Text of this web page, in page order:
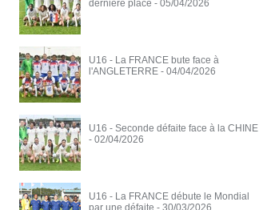
dernière place - 05/04/2026
U16 - La FRANCE bute face à
l'ANGLETERRE - 04/04/2026
U16 - Seconde défaite face à la CHINE
- 02/04/2026
U16 - La FRANCE débute le Mondial
par une défaite - 30/03/2026